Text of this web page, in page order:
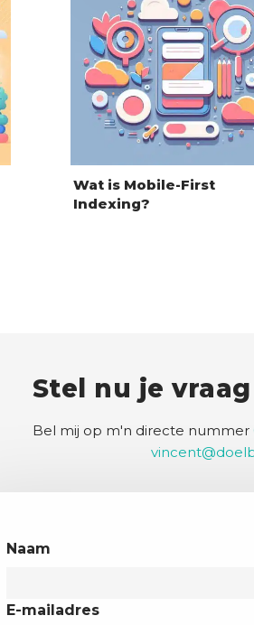
Wat is Mobile-First
Indexing?
Stel nu je
Bel mij op m'n directe nummer
Naam
E-mailadres